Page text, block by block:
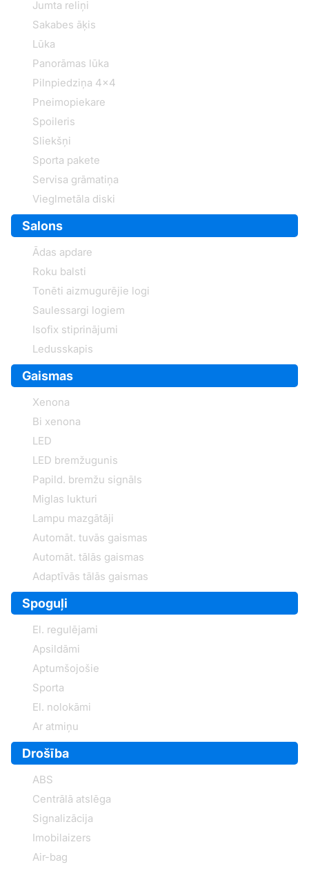
Jumta reliņi
Sakabes āķis
Lūka
Panorāmas lūka
Pilnpiedziņa 4x4
Pneimopiekare
Spoileris
Sliekšņi
Sporta pakete
Servisa grāmatiņa
Vieglmetāla diski
Salons
Ādas apdare
Roku balsti
Tonēti aizmugurējie logi
Saulessargi logiem
Isofix stiprinājumi
Ledusskapis
Gaismas
Xenona
Bi xenona
LED
LED bremžugunis
Papild. bremžu signāls
Miglas lukturi
Lampu mazgātāji
Automāt. tuvās gaismas
Automāt. tālās gaismas
Adaptīvās tālās gaismas
Spoguļi
El. regulējami
Apsildāmi
Aptumšojošie
Sporta
El. nolokāmi
Ar atmiņu
Drošība
ABS
Centrālā atslēga
Signalizācija
Imobilaizers
Air-bag